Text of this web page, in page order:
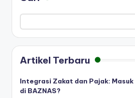
Artikel Terbaru
Integrasi Zakat dan Pajak:
di BAZNAS?